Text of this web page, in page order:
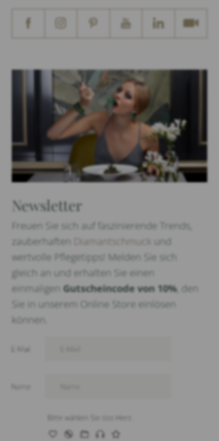
Newsletter
Freuen Sie sich auf faszinierende Trends,
zauberhaften
Diamantschmuck
und
wertvolle Pflegetipps! Melden Sie sich
gleich an und erhalten Sie einen
einmaligen Gutscheincode von 10%, den
Sie in unserem Online Store einlösen
können.